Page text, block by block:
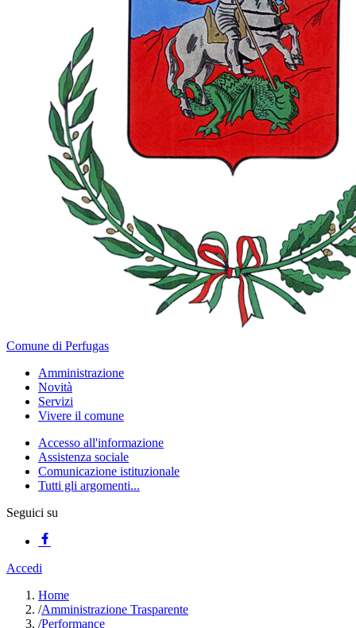
Comune di Perfugas
Amministrazione
Novità
Servizi
Vivere il comune
Accesso all'informazione
Assistenza sociale
Comunicazione istituzionale
Tutti gli argomenti...
Seguici su
Accedi
Home
/Amministrazione Trasparente
/Performance